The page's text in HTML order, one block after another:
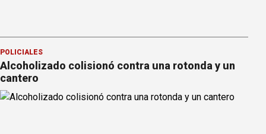
POLICIALES
Alcoholizado colisionó contra una rotonda y un
cantero